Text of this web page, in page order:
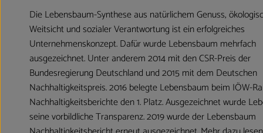
Die Lebensbaum-Synthese aus natürlichem Genuss,
Weitsicht und sozialer Verantwortung ist ein erfolgreiches
Unternehmenskonzept. Dafür wurde Lebensbaum mehrfach
ausgezeichnet. Unter anderem 2014 mit den CSR-Preis der
Bundesregierung Deutschland und 2015 mit dem Deutschen
Nachhaltigkeitspreis. 2016 belegte Lebensbaum beim IÖW-
Nachhaltigkeitsberichte den 1. Platz. Ausgezeichnet wurde
seine vorbildliche Transparenz. 2019 wurde der Lebensbaum